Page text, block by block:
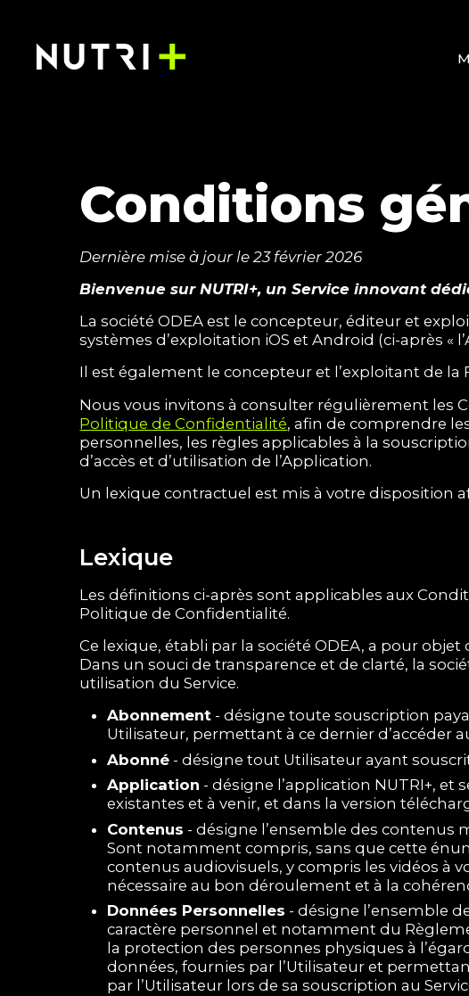
Conditions
Dernière mise à jour le 23 février 2026
Bienvenue sur NUTRI+, un Service innovant
La société ODEA est le concepteur, éditeur et
systèmes d’exploitation iOS et Android (ci-après «
Il est également le concepteur et l’exploitant de la
Nous vous invitons à consulter régulièrement les
Politique de Confidentialité, afin de comprendre
personnelles, les règles applicables à la
d’accès et d’utilisation de l’Application.
Un lexique contractuel est mis à votre disposition
Lexique
Les définitions ci-après sont applicables aux
Politique de Confidentialité.
Ce lexique, établi par la société ODEA, a pour
Dans un souci de transparence et de clarté, la
utilisation du Service.
Abonnement- désigne toute souscription
Utilisateur, permettant à ce dernier d’accéder
Abonné- désigne tout Utilisateur ayant
Application - désigne l’application NUTRI+,
existantes et à venir, et dans la version
Contenus - désigne l’ensemble des contenus
Sont notamment compris, sans que cette
contenus audiovisuels, y compris les vidéos
nécessaire au bon déroulement et à la
Données Personnelles - désigne l’ensemble
caractère personnel et notamment du
la protection des personnes physiques à
données, fournies par l’Utilisateur et
par l’Utilisateur lors de sa souscription au